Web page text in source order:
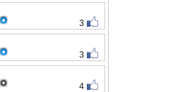
3
3
4